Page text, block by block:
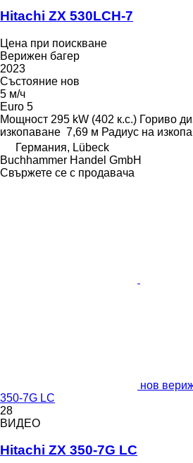
Hitachi ZX 530LCH-7
Цена при поискване
Верижен багер
2023
Състояние нов
5 м/ч
Euro 5
Мощност 295 kW (402 к.с.) Гориво
изкопаване 7,69 м Радиус на
Германия, Lübeck
Buchhammer Handel GmbH
Свържете се с продавача
нов
350-7G LC
28
ВИДЕО
Hitachi ZX 350-7G LC